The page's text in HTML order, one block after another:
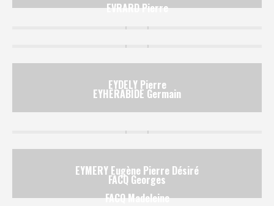
EVRARD Pierre
EYDELY Pierre
EYHERABIDE Germain
EYMERY Eugène Pierre Désiré
FACQ Georges
FACQ Madeleine